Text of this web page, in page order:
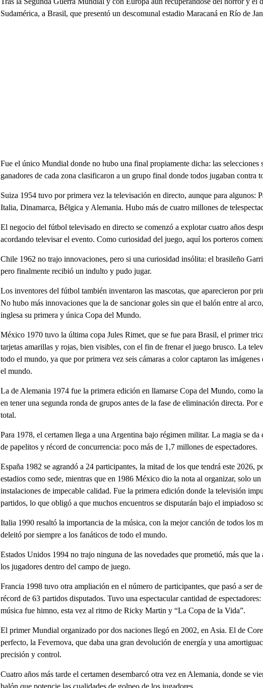
Sudamérica, a Brasil, que presentó un descomunal estadio Maracaná en Río de
Fue el único Mundial donde no hubo una final propiamente dicha: las
ganadores de cada zona clasificaron a un grupo final donde todos jugaban contra
Suiza 1954 tuvo por primera vez la televisación en directo, aunque para algunos:
Italia, Dinamarca, Bélgica y Alemania. Hubo más de cuatro millones de
El negocio del fútbol televisado en directo se comenzó a explotar cuatro años
acordando televisar el evento. Como curiosidad del juego, aquí los porteros
Chile 1962 no trajo innovaciones, pero si una curiosidad insólita: el brasileño
pero finalmente recibió un indulto y pudo jugar.
Los inventores del fútbol también inventaron las mascotas, que aparecieron por
No hubo más innovaciones que la de sancionar goles sin que el balón entre al
inglesa su primera y única Copa del Mundo.
México 1970 tuvo la última copa Jules Rimet, que se fue para Brasil, el primer
tarjetas amarillas y rojas, bien visibles, con el fin de frenar el juego brusco. La
todo el mundo, ya que por primera vez seis cámaras a color captaron las
el mundo.
La de Alemania 1974 fue la primera edición en llamarse Copa del Mundo, como
en tener una segunda ronda de grupos antes de la fase de eliminación directa. Por
total.
Para 1978, el certamen llega a una Argentina bajo régimen militar. La magia se
de papelitos y récord de concurrencia: poco más de 1,7 millones de espectadores.
España 1982 se agrandó a 24 participantes, la mitad de los que tendrá este 2026,
estadios como sede, mientras que en 1986 México dio la nota al organizar, solo
instalaciones de impecable calidad. Fue la primera edición donde la televisión
partidos, lo que obligó a que muchos encuentros se disputarán bajo el impiadoso
Italia 1990 resaltó la importancia de la música, con la mejor canción de todos los
deleitó por siempre a los fanáticos de todo el mundo.
Estados Unidos 1994 no trajo ninguna de las novedades que prometió, más que
los jugadores dentro del campo de juego.
Francia 1998 tuvo otra ampliación en el número de participantes, que pasó a ser
récord de 63 partidos disputados. Tuvo una espectacular cantidad de
música fue himno, esta vez al ritmo de Ricky Martin y “La Copa de la Vida”.
El primer Mundial organizado por dos naciones llegó en 2002, en Asia. El de
perfecto, la Fevernova, que daba una gran devolución de energía y una
precisión y control.
Cuatro años más tarde el certamen desembarcó otra vez en Alemania, donde se
balón que potencie las cualidades de golpeo de los jugadores.